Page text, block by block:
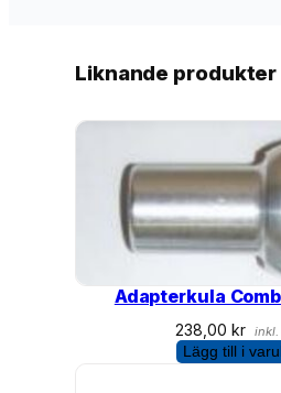
Liknande produkter
Adapterkula
238,00 kr
Lägg till i